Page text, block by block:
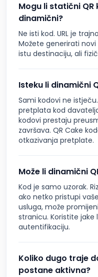
Mogu li statični
dinamični?
Ne isti kod. URL je
Možete generirati
istu destinaciju, ali
Isteku li dinamični
Sami kodovi ne
pretplata kod
kodovi prestaju
završava. QR Cake
otkazivanja pretplate.
Može li dinamični
Kod je samo uzorak.
ako netko pristupi
usluga, može
stranicu. Koristite jake
autentifikaciju.
Koliko dugo traje
postane aktivna?